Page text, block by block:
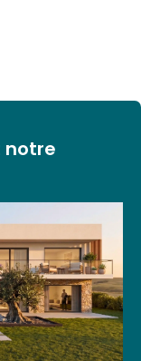
notre